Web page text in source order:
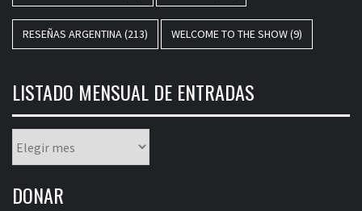
RESEÑAS ARGENTINA(213) WELCOME TO THE SHOW(9)
LISTADO MENSUAL DE ENTRADAS
mensual
entradas
DONAR